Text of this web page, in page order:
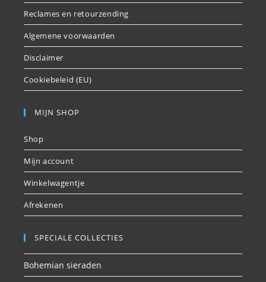
Reclames en retourzending
Algemene voorwaarden
Disclaimer
Cookiebeleid (EU)
MIJN SHOP
Shop
Mijn account
Winkelwagentje
Afrekenen
SPECIALE COLLECTIES
Bohemian sieraden